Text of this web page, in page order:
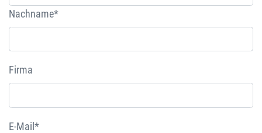
Nachname*
Firma
E-Mail*